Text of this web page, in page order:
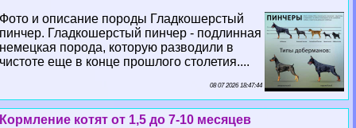
Фото и описание породы Гладкошерстый
пинчер. Гладкошерстый пинчер - подлинная
немецкая порода, которую разводили в
чистоте еще в конце прошлого столетия....
08 07 2026 18:47:44
Кормление котят от 1,5 до 7-10 месяцев